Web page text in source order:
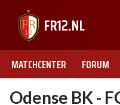
MATCHCENTER FORUM
Odense BK -